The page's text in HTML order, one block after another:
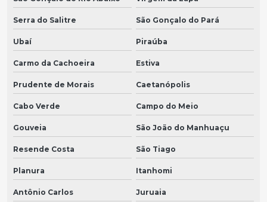
Serra do Salitre São Gonçalo do Pará
Ubaí Piraúba
Carmo da Cachoeira Estiva
Prudente de Morais Caetanópolis
Cabo Verde Campo do Meio
Gouveia São João do Manhuaçu
Resende Costa São Tiago
Planura Itanhomi
Antônio Carlos Juruaia